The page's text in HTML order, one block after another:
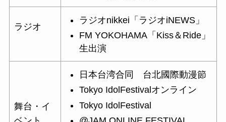
ラジオ
ラジオnikkei「ラジオiNEWS」
FM YOKOHAMA「Kiss＆Ride」
生出演
舞台・イ
日本台湾合同 台北國際動漫節
Tokyo IdolFestivalオンライン
Tokyo IdolFestival